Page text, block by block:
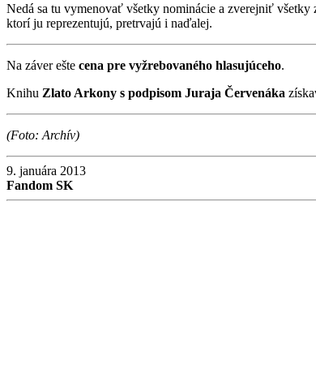
Nedá sa tu vymenovať všetky nominácie a zverejniť
ktorí ju reprezentujú, pretrvajú i naďalej.
Na záver ešte cena pre vyžrebovaného hlasujúceho.
Knihu Zlato Arkony s podpisom Juraja Červenáka
(Foto: Archív)
9. januára 2013
Fandom SK